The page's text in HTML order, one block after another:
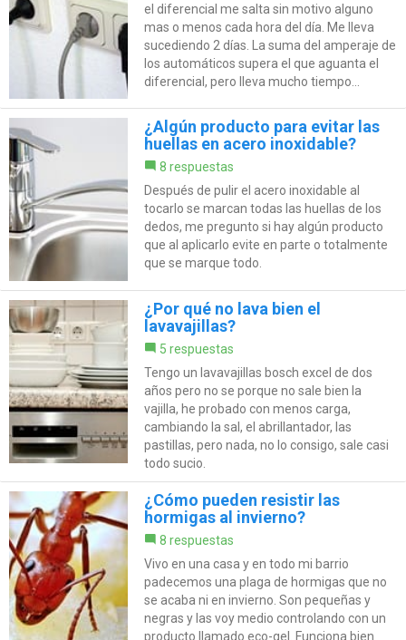
el diferencial me salta sin motivo alguno
mas o menos cada hora del día. Me lleva
sucediendo 2 días. La suma del amperaje de
los automáticos supera el que aguanta el
diferencial, pero lleva mucho tiempo...
¿Algún producto para evitar las
huellas en acero inoxidable?
8 respuestas
Después de pulir el acero inoxidable al
tocarlo se marcan todas las huellas de los
dedos, me pregunto si hay algún producto
que al aplicarlo evite en parte o totalmente
que se marque todo.
¿Por qué no lava bien el
lavavajillas?
5 respuestas
Tengo un lavavajillas bosch excel de dos
años pero no se porque no sale bien la
vajilla, he probado con menos carga,
cambiando la sal, el abrillantador, las
pastillas, pero nada, no lo consigo, sale casi
todo sucio.
¿Cómo pueden resistir las
hormigas al invierno?
8 respuestas
Vivo en una casa y en todo mi barrio
padecemos una plaga de hormigas que no
se acaba ni en invierno. Son pequeñas y
negras y las voy medio controlando con un
producto llamado eco-gel. Funciona bien